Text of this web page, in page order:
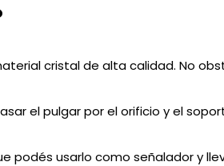
cristal de alta calidad. No
el pulgar por el orificio y el
podés usarlo como señalador y